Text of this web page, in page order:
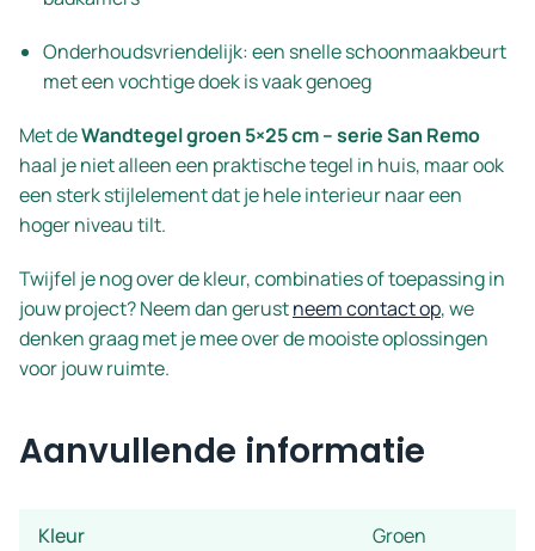
Onderhoudsvriendelijk: een snelle schoonmaakbeurt
met een vochtige doek is vaak genoeg
Met deWandtegel groen 5×25 cm – serie San Remo
haal je niet alleen een praktische tegel in huis, maar ook
een sterk stijlelement dat je hele interieur naar een
hoger niveau tilt.
Twijfel je nog over de kleur, combinaties of toepassing in
jouw project? Neem dan gerustneem contact op, we
denken graag met je mee over de mooiste oplossingen
voor jouw ruimte.
Aanvullende informatie
Kleur Groen